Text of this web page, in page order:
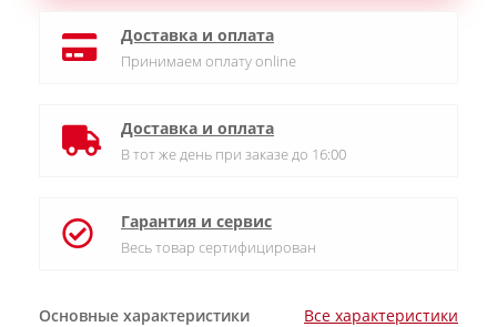
Основные характеристики Все характеристики
Доставка и оплата
Принимаем оплату online
Доставка и оплата
В тот же день при заказе до 16:00
Гарантия и сервис
Весь товар сертифицирован